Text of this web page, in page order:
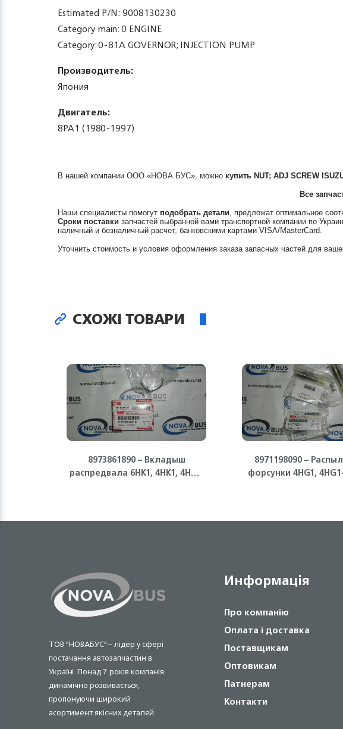
Estimated P/N: 9008130230
Category main: 0 ENGINE
Category: 0-81A GOVERNOR; INJECTION PUMP
Производитель:
Япония
Двигатель:
8PA1 (1980-1997)
В нашей компании ООО «НОВА БУС», можно купить NUT; ADJ SCREW
Все
Наши специалисты помогут подобрать детали, предложат оптимальное
Сроки поставки запчастей выбранной вами транспортной компании по
наличный и безналичный расчет, банковскими картами VISA/MasterCard.
Уточнить стоимость и условия оформления заказа запасных частей для
СХОЖІ ТОВАРИ
8973861890 – Вкладыш
распредвала 6HK1, 4HK1, 4HG1,
8971198090 –
форсунки 4HG1,
ТОВ "НОВАБУС" – лідер у сфері
постачання автозапчастин в
Україні. Понад 7 років компанія
динамічно розвивається,
пропонуючи широкий
асортимент якісних деталей.
Информація
Про компанію
Оплата і доставка
Поставщикам
Оптовикам
Патнерам
Контакти